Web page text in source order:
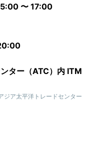
〜 17:00
ター（ATC）内 ITM
ア太平洋トレードセンター